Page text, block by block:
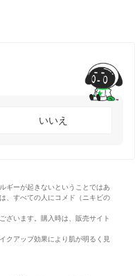
いいえ
ギーが起きないということではあ
、すべての人にコメド（ニキビの
ざいます。購入時は、販売サイト
クアップ効果により肌が明るく見